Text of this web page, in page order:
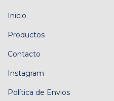
Inicio
Productos
Contacto
Instagram
Política de Envios